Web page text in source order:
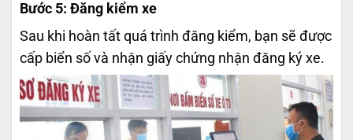
Bước 5: Đăng kiểm xe
Sau khi hoàn tất quá trình đăng kiểm, bạn sẽ được
cấp biển số và nhận giấy chứng nhận đăng ký xe.